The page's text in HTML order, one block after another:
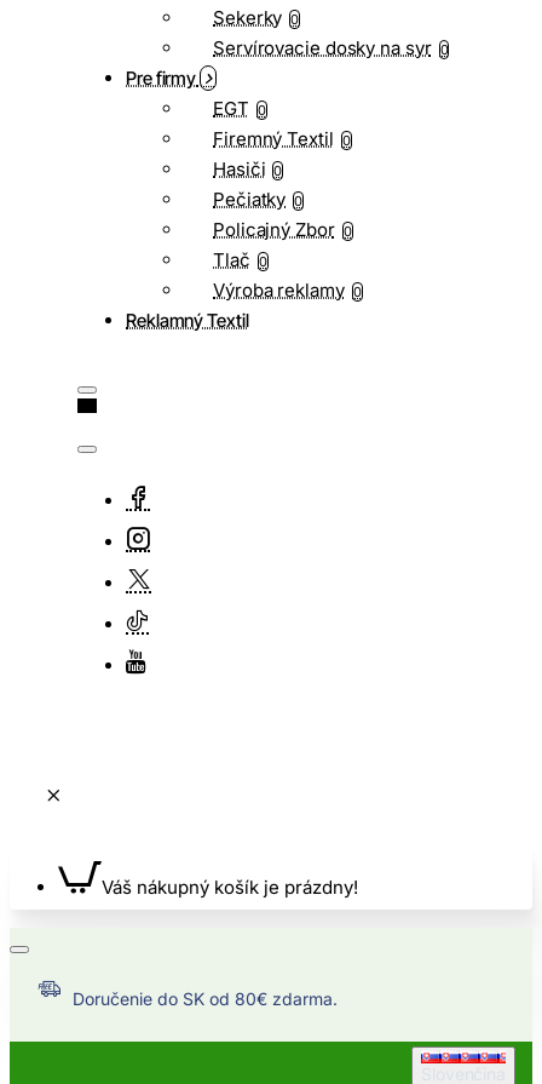
Sekerky 0
Servírovacie dosky na syr 0
Pre firmy
EGT 0
Firemný Textil 0
Hasiči 0
Pečiatky 0
Policajný Zbor 0
Tlač 0
Výroba reklamy 0
Reklamný Textil
Váš nákupný košík je prázdny!
Doručenie do SK od 80€ zdarma.